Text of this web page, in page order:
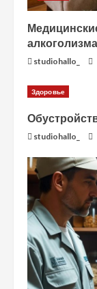
алкоголизма
studiohallo_
Здоровье
studiohallo_